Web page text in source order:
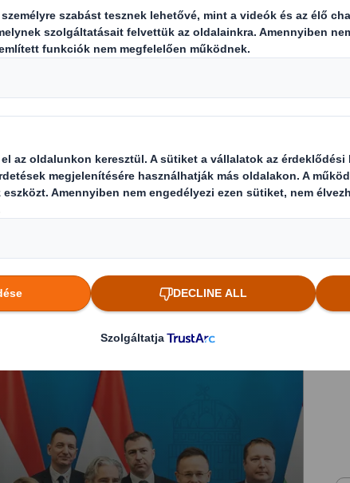
21,8 milliárd műanyag zacskó
fogja elárasztani a
online rendelt divattermékek